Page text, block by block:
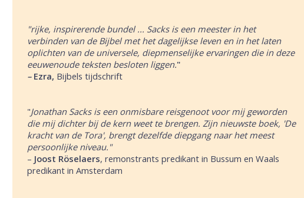
"rijke, inspirerende bundel ... Sacks is een meester in het
verbinden van de Bijbel methet dagelijkse leven en in het laten
oplichten van de universele, diepmenselijke ervaringen die in deze
eeuwenoude teksten besloten liggen."
– Ezra, Bijbels tijdschrift
"Jonathan Sacks is een onmisbare reisgenoot voor mij geworden
die mij dichter bij de kern weet te brengen. Zijn nieuwste boek, 'De
kracht van de Tora', brengt dezelfde diepgang naar het meest
persoonlijke niveau."
– Joost Röselaers, remonstrants predikant in Bussum en Waals
predikant in Amsterdam